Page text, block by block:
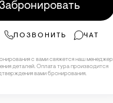
ПОЗВОНИТЬ ЧАТ
с вами свяжется наш менеджер
деталей. Оплата тура производится
вами бронирования.